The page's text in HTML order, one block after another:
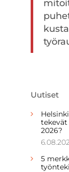
Uutiset
2026?
5